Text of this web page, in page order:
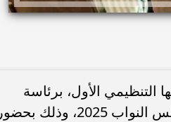
الأول، برئاسة
محمد عشري ، لمناقشة الإستعدادات الخاصة لخوض إنتخابات مجلس النواب 2025، وذلك بحضور